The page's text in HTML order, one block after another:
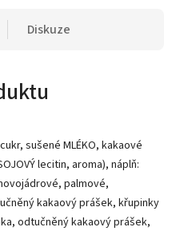
Diskuze
sušené MLÉKO, kakaové
lecitin, aroma), náplň:
palmové,
kakaový prášek, křupinky
odtučněný kakaový prášek,